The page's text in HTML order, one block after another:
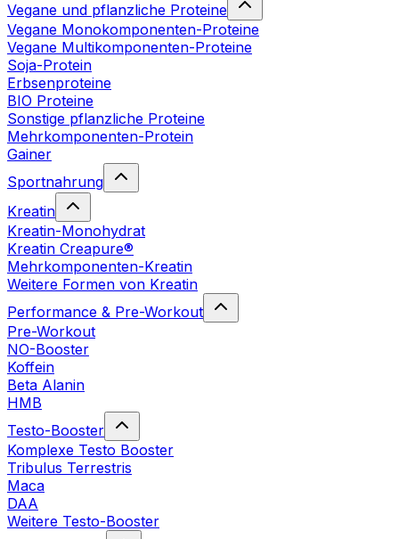
Vegane und pflanzliche Proteine
Vegane Monokomponenten-Proteine
Vegane Multikomponenten-Proteine
Soja-Protein
Erbsenproteine
BIO Proteine
Sonstige pflanzliche Proteine
Mehrkomponenten-Protein
Gainer
Sportnahrung
Kreatin
Kreatin-Monohydrat
Kreatin Creapure®
Mehrkomponenten-Kreatin
Weitere Formen von Kreatin
Performance & Pre-Workout
Pre-Workout
NO-Booster
Koffein
Beta Alanin
HMB
Testo-Booster
Komplexe Testo Booster
Tribulus Terrestris
Maca
DAA
Weitere Testo-Booster